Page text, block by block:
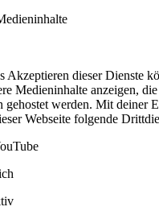
Akzeptieren dieser Dienste
Medieninhalte anzeigen,
gehostet werden. Mit deiner
Webseite folgende